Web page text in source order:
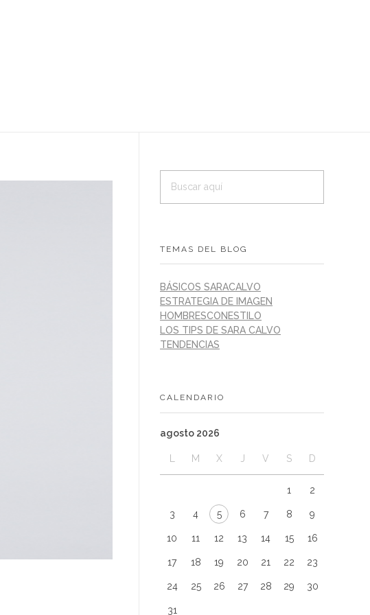
TEMAS DEL BLOG
BÁSICOS SARACALVO
ESTRATEGIA DE IMAGEN
HOMBRESCONESTILO
LOS TIPS DE SARA CALVO
TENDENCIAS
CALENDARIO
agosto 2026
M X J V S D
1 2
3 4 5 6 7 8 9
10 11 12 13 14 15 16
17 18 19 20 21 22 23
24 25 26 27 28 29 30
31